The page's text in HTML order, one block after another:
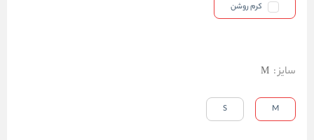
کرم روشن
سایز:
M
M
S